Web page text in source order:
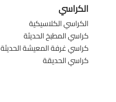
الكراسي
الكراسي الكلاسيكية
كراسي المطبخ الحديثة
كراسي غرفة المعيشة الحديثة
كراسي الحديقة